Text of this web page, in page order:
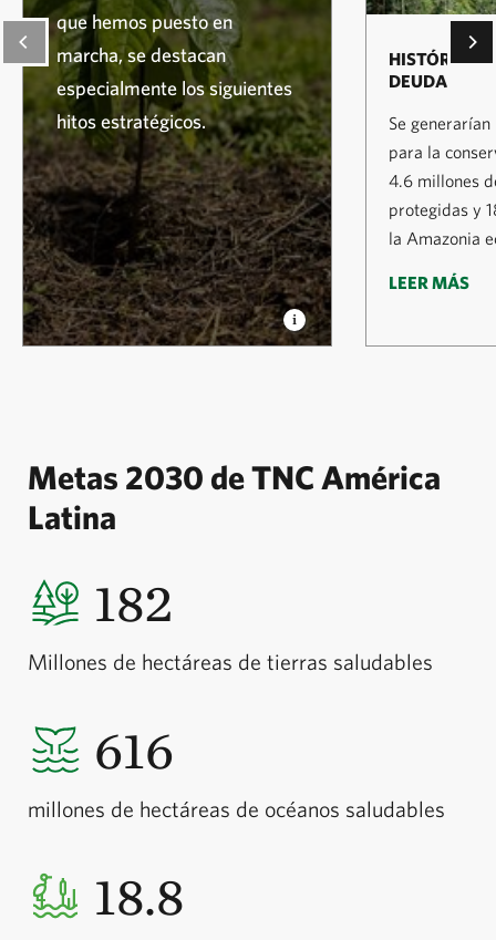
que hemos puesto en
marcha, se destacan
especialmente los siguientes
hitos estratégicos.
HISTÓRICA
DEUDA
Se
para la
4.6 millones
protegidas y
la Amazonia
LEER MÁS
Metas 2030 de TNC América
Latina
182
Millones de hectáreas de tierras saludables
616
millones de hectáreas de océanos saludables
18.8